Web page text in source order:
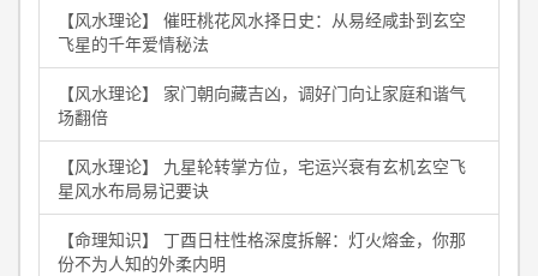
【风水理论】 催旺桃花风水择日史：从易经咸卦到玄空
飞星的千年爱情秘法
【风水理论】 家门朝向藏吉凶，调好门向让家庭和谐气
场翻倍
【风水理论】 九星轮转掌方位，宅运兴衰有玄机玄空飞
星风水布局易记要诀
【命理知识】 丁酉日柱性格深度拆解：灯火熔金，你那
份不为人知的外柔内明